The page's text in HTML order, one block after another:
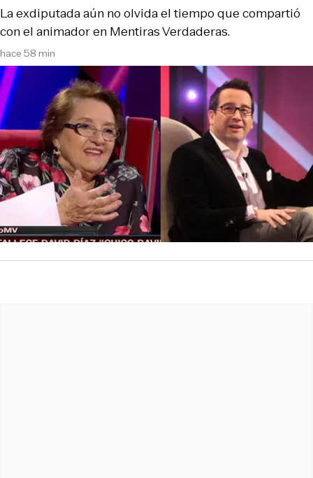
hace 58 min
La exdiputada aún no olvida el tiempo que compartió
con el animador en Mentiras Verdaderas.